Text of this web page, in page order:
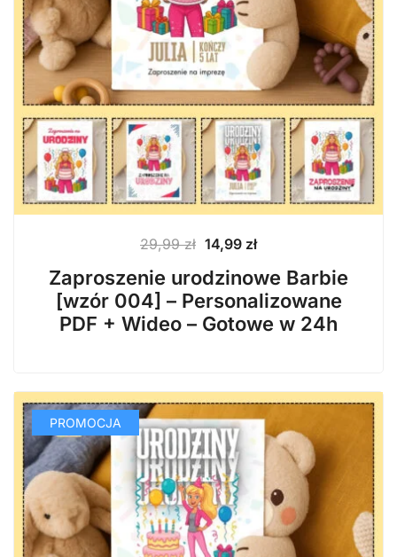
29,99zł Pierwotna
cena
wynosiła:
29,99 zł.
14,99 złAktualna
wynosi:
14,99 zł.
Zaproszenie urodzinowe Barbie
[wzór 004] – Personalizowane
PDF + Wideo – Gotowe w 24h
PROMOCJA